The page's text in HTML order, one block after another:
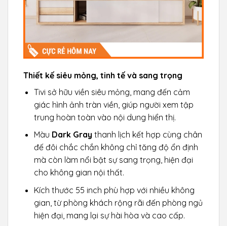
Thiết kế siêu mỏng, tinh tế và sang trọng
Tivi sở hữu viền siêu mỏng, mang đến cảm
giác hình ảnh tràn viền, giúp người xem tập
trung hoàn toàn vào nội dung hiển thị.
Màu Dark Gray thanh lịch kết hợp cùng chân
đế đôi chắc chắn không chỉ tăng độ ổn định
mà còn làm nổi bật sự sang trọng, hiện đại
cho không gian nội thất.
Kích thước 55 inch phù hợp với nhiều không
gian, từ phòng khách rộng rãi đến phòng ngủ
hiện đại, mang lại sự hài hòa và cao cấp.